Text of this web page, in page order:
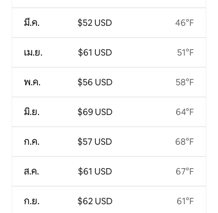
มี.ค.
เม.ย.
พ.ค.
มิ.ย.
ก.ค.
ส.ค.
ก.ย.
$52 USD
$61 USD
$56 USD
$69 USD
$57 USD
$61 USD
$62 USD
46°F
51°F
58°F
64°F
68°F
67°F
61°F